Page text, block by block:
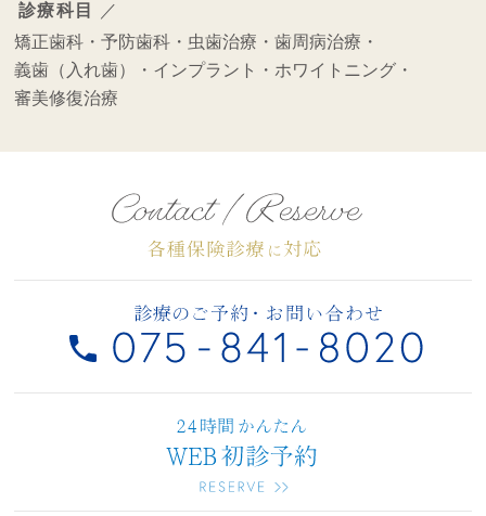
診療科目
／
矯正歯科・予防歯科・ 虫歯治療・歯周病治療・
義歯（入れ歯）・ インプラント・ホワイトニング・
審美修復治療